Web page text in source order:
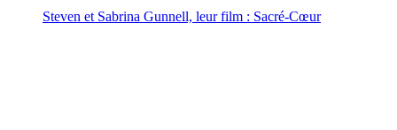
Steven et Sabrina Gunnell, leur film : Sacré-Cœur